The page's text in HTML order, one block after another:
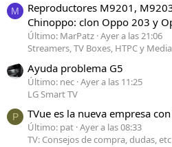
M
Reproductores M9201,
Chinoppo: clon Oppo 203 y
Último: MarPatz Ayer a las 21:06
Streamers, TV Boxes, HTPC y
Ayuda problema G5
Último: nec Ayer a las 11:25
LG Smart TV
P TVue es la nueva empresa
Último: pat Ayer a las 08:33
TV: Consejos de compra, dudas, etc